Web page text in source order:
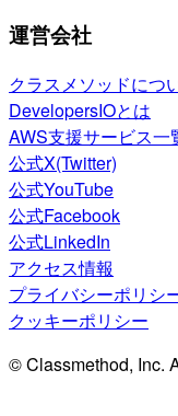
運営会社
クラスメソッドにつ
DevelopersIOとは
AWS支援サービス一
公式X(Twitter)
公式YouTube
公式Facebook
公式LinkedIn
アクセス情報
プライバシーポリシ
クッキーポリシー
© Classmethod, Inc.